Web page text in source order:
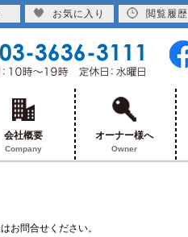
会社概要
Company
オーナー様へ
Owner
お問合せください。
お気に入り 閲覧履歴